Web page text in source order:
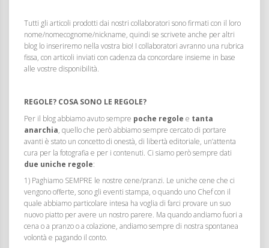
Tutti gli articoli prodotti dai nostri collaboratori sono firmati con il loro
nome/nomecognome/nickname, quindi se scrivete anche per altri
blog lo inseriremo nella vostra bio! I collaboratori avranno una rubrica
fissa, con articoli inviati con cadenza da concordare insieme in base
alle vostre disponibilità.
REGOLE? COSA SONO LE REGOLE?
Per il blog abbiamo avuto sempre poche regole e tanta
anarchia, quello che però abbiamo sempre cercato di portare
avanti è stato un concetto di onestà, di libertà editoriale, un’attenta
cura per la fotografia e per i contenuti. Ci siamo però sempre dati
due uniche regole:
1) Paghiamo SEMPRE le nostre cene/pranzi. Le uniche cene che ci
vengono offerte, sono gli eventi stampa, o quando uno Chef con il
quale abbiamo particolare intesa ha voglia di farci provare un suo
nuovo piatto per avere un nostro parere. Ma quando andiamo fuori a
cena o a pranzo o a colazione, andiamo sempre di nostra spontanea
volontà e pagando il conto.